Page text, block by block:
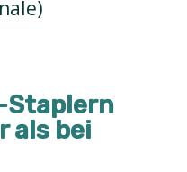
Staplern
als bei